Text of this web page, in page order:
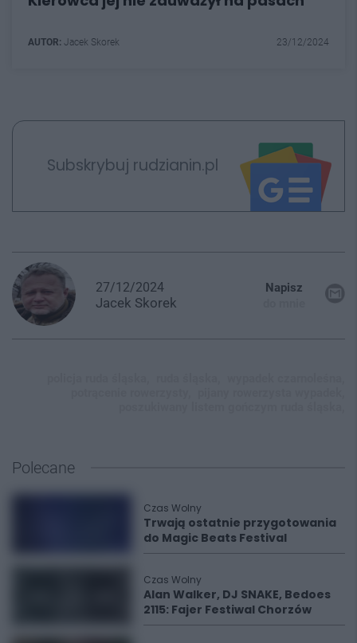
AUTOR: Jacek Skorek 23/12/2024
Subskrybuj rudzianin.pl
27/12/2024
Jacek Skorek
Napisz
Polecane
Czas Wolny
Trwają ostatnie przygotowania
do Magic Beats Festival
Czas Wolny
Alan Walker, DJ SNAKE, Bedoes
2115: Fajer Festiwal Chorzów